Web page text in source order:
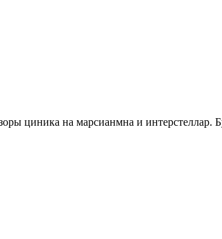
циника на марсианмна и интерстеллар.